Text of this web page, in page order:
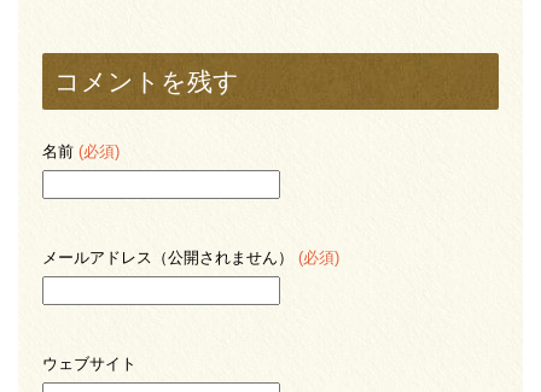
コメントを残す
名前 (必須)
メールアドレス（公開されません） (必須)
ウェブサイト